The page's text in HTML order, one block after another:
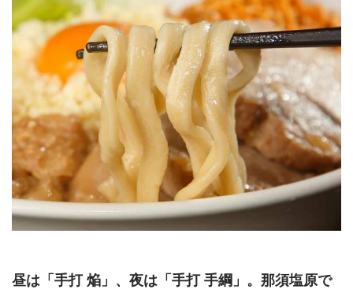
昼は「手打 焔」、夜は「手打 手綱」。那須塩原で